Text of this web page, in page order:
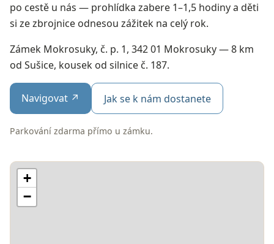
po cestě u nás — prohlídka zabere 1–1,5 hodiny a děti
si ze zbrojnice odnesou zážitek na celý rok.
Zámek Mokrosuky, č. p. 1, 342 01 Mokrosuky — 8 km
od Sušice, kousek od silnice č. 187.
Navigovat ↗ Jak se k nám dostanete
Parkování zdarma přímo u zámku.
+
−